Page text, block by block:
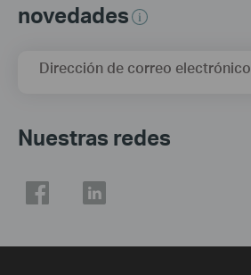
novedades
Dirección de correo electrónico
Nuestras redes